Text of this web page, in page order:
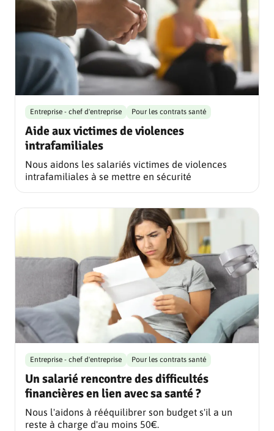
Aide aux victimes de violences
intrafamiliales
Entreprise - chef d'entreprise Pour les contrats santé
Nous aidons les salariés victimes de violences
intrafamiliales à se mettre en sécurité
Un salarié rencontre des difficultés
financières en lien avec sa santé ?
Entreprise - chef d'entreprise Pour les contrats santé
Nous l'aidons à rééquilibrer son budget s'il a un
reste à charge d'au moins 50€.